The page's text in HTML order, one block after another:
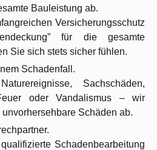
Bauleistung ab.
Versicherungsschutz
für die gesamte
Sie sich stets sicher fühlen.
Schadenfall.
Sachschäden,
oder Vandalismus – wir
Schäden ab.
Schadenbearbeitung